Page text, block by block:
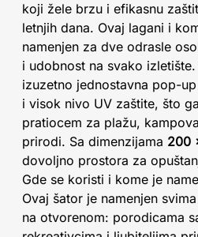
koji žele brzu i efikasnu
letnjih dana. Ovaj lagani i
namenjen za dve odrasle
i udobnost na svako
izuzetno jednostavna pop-
i visok nivo UV zaštite, što
pratiocem za plažu,
prirodi. Sa dimenzijama 200
dovoljno prostora za
Gde se koristi i kome je
Ovaj šator je namenjen
na otvorenom: porodicama